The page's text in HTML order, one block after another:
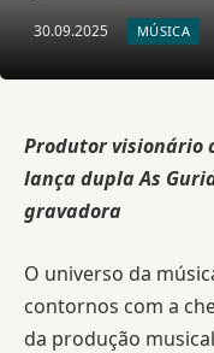
30.09.2025 MÚSICA
Produtor visionário
lança dupla As
gravadora
O universo da
contornos com a
da produção